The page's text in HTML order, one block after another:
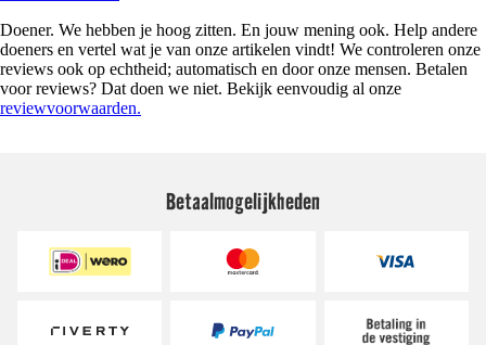
Doener. We hebben je hoog zitten. En jouw mening ook. Help andere
doeners en vertel wat je van onze artikelen vindt! We controleren onze
reviews ook op echtheid; automatisch en door onze mensen. Betalen
voor reviews? Dat doen we niet. Bekijk eenvoudig al onze
reviewvoorwaarden.
Betaalmogelijkheden